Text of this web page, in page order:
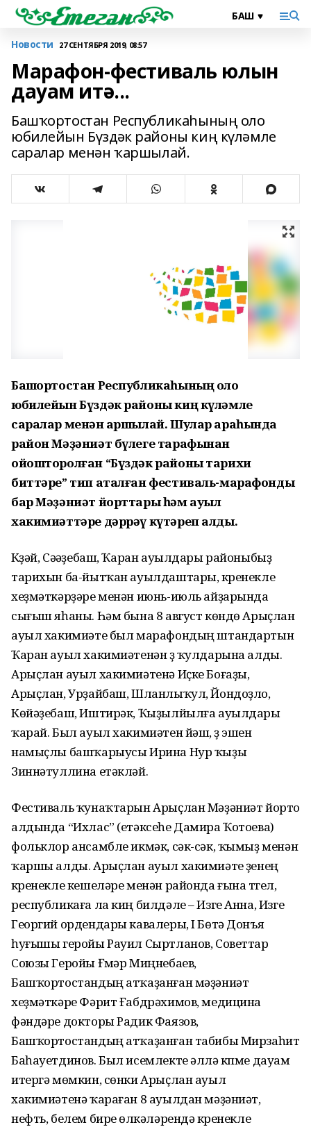
Новости 27 СЕНТЯБРЯ 2019, 08:57
Марафон-фестиваль юлын
дауам итә...
Башҡортостан Республикаһының оло
юбилейын Бүздәк районы киң күләмле
саралар менән ҡаршылай.
Башҡортостан Республикаһының оло
юбилейын Бүздәк районы киң күләмле
саралар менән ҡаршылай. Шулар араһында
район Мәҙәниәт бүлеге тарафынан
ойошторолған “Бүздәк районы тарихи
биттәре” тип аталған фестиваль-марафонды
бар Мәҙәниәт йорттары һәм ауыл
хакимиәттәре дәррәү күтәреп алды.
Күҙәй, Сәүәҙебаш, Ҡаран ауылдары районыбыҙ
тарихын ба-йытҡан ауылдаштары, күренекле
хеҙмәткәрҙәре менән июнь-июль айҙарында
сығыш яһаны. Һәм бына 8 август көндө Арыҫлан
ауыл хакимиәте был марафондың штандартын
Ҡаран ауыл хакимиәтенән үҙ ҡулдарына алды.
Арыҫлан ауыл хакимиәтенә Иҫке Боғаҙы,
Арыҫлан, Урҙайбаш, Шланлыҡул, Йондоҙло,
Көйәҙебаш, Иштирәк, Ҡыҙылйылға ауылдары
ҡарай. Был ауыл хакимиәтен йәш, үҙ эшен
намыҫлы башҡарыусы Ирина Нур ҡыҙы
Зиннәтуллина етәкләй.
Фестиваль ҡунаҡтарын Арыҫлан Мәҙәниәт йорто
алдында “Ихлас” (етәксеһе Дамира Ҡотоева)
фольклор ансамбле икмәк, сәк-сәк, ҡымыҙ менән
ҡаршы алды. Арыҫлан ауыл хакимиәте үҙенең
күренекле кешеләре менән районда ғына түгел,
республикаға ла киң билдәле – Изге Анна, Изге
Георгий ордендары кавалеры, I Бөтә Донъя
һуғышы геройы Рауил Сыртланов, Советтар
Союзы Геройы Ғүмәр Миңнебаев,
Башҡортостандың атҡаҙанған мәҙәниәт
хеҙмәткәре Фәрит Ғабдрәхимов, медицина
фәндәре докторы Радик Фаязов,
Башҡортостандың атҡаҙанған табибы Мирзаһит
Баһауетдинов. Был исемлекте әллә күпме дауам
итергә мөмкин, сөнки Арыҫлан ауыл
хакимиәтенә ҡараған 8 ауылдан мәҙәниәт,
нефть, белем биреү өлкәләрендә күренекле